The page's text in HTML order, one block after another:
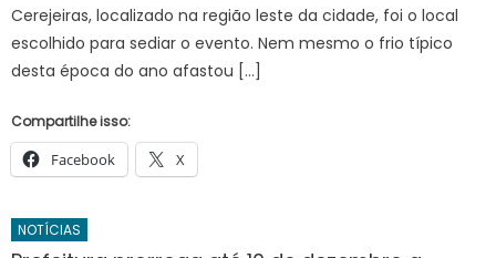
Cerejeiras, localizado na região leste da cidade, foi o local
escolhido para sediar o evento. Nem mesmo o frio típico
desta época do ano afastou […]
Compartilhe isso:
Facebook X
NOTÍCIAS